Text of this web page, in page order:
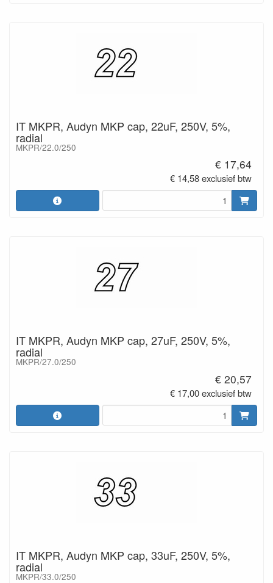
IT MKPR, Audyn MKP cap, 22uF, 250V, 5%,
radial
MKPR/22.0/250
€ 17,64
€ 14,58 exclusief btw
IT MKPR, Audyn MKP cap, 27uF, 250V, 5%,
radial
MKPR/27.0/250
€ 20,57
€ 17,00 exclusief btw
IT MKPR, Audyn MKP cap, 33uF, 250V, 5%,
radial
MKPR/33.0/250